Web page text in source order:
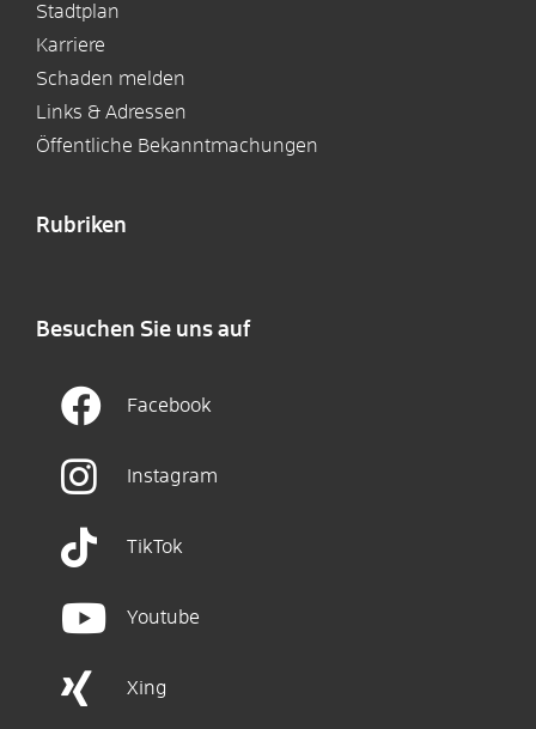
Stadtplan
Karriere
Schaden melden
Links & Adressen
Öffentliche Bekanntmachungen
Rubriken
Besuchen Sie uns auf
Facebook
Instagram
TikTok
Youtube
Xing